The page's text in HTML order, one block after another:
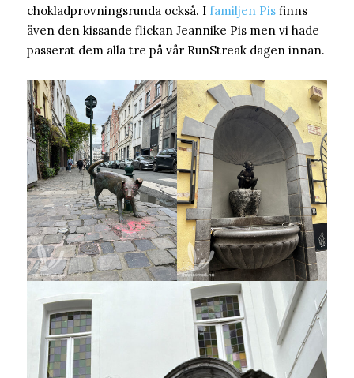
chokladprovningsrunda också. I familjen Pis finns
även den kissande flickan Jeannike Pis men vi hade
passerat dem alla tre på vår RunStreak dagen innan.